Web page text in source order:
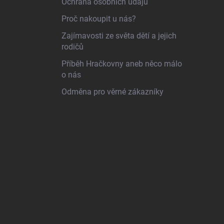
Proč nakoupit u nás?
Zajímavosti ze světa dětí a jejich
rodičů
Příběh Hračkovny aneb něco málo
o nás
Odměna pro věrné zákazníky